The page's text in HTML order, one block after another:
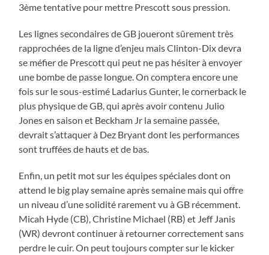
3ème tentative pour mettre Prescott sous pression.
Les lignes secondaires de GB joueront sûrement très
rapprochées de la ligne d’enjeu mais Clinton-Dix devra
se méfier de Prescott qui peut ne pas hésiter à envoyer
une bombe de passe longue. On comptera encore une
fois sur le sous-estimé Ladarius Gunter, le cornerback le
plus physique de GB, qui après avoir contenu Julio
Jones en saison et Beckham Jr la semaine passée,
devrait s’attaquer à Dez Bryant dont les performances
sont truffées de hauts et de bas.
Enfin, un petit mot sur les équipes spéciales dont on
attend le big play semaine après semaine mais qui offre
un niveau d’une solidité rarement vu à GB récemment.
Micah Hyde (CB), Christine Michael (RB) et Jeff Janis
(WR) devront continuer à retourner correctement sans
perdre le cuir. On peut toujours compter sur le kicker